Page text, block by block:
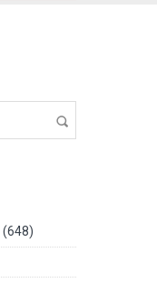
(648)